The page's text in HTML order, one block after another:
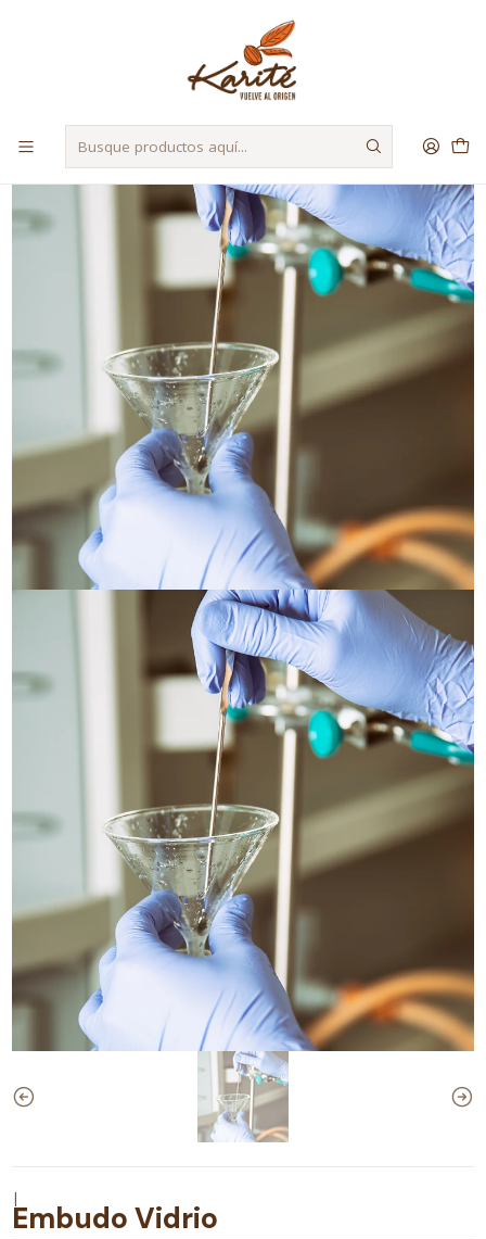
Despacho a Regiones a través de Starken y Bluexpress
Accesorios de Laboratorio
|
Embudo Vidrio